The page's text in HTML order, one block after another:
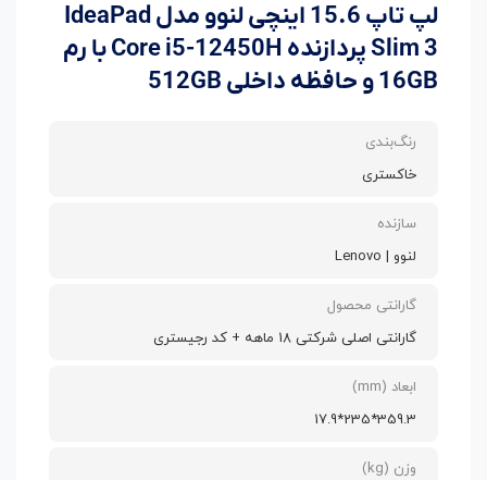
لپ تاپ 15.6 اینچی لنوو مدل IdeaPad
Slim 3 پردازنده Core i5-12450H با رم
16GB و حافظه داخلی 512GB
رنگ‌بندی
خاکستری
سازنده
لنوو | Lenovo
گارانتی محصول
گارانتی اصلی شرکتی 18 ماهه + کد رجیستری
ابعاد (mm)
359.3*235*17.9
وزن (kg)